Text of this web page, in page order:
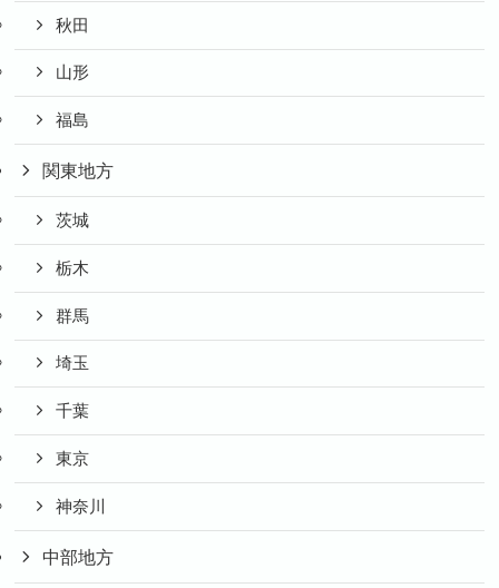
秋田
山形
福島
関東地方
茨城
栃木
群馬
埼玉
千葉
東京
神奈川
中部地方